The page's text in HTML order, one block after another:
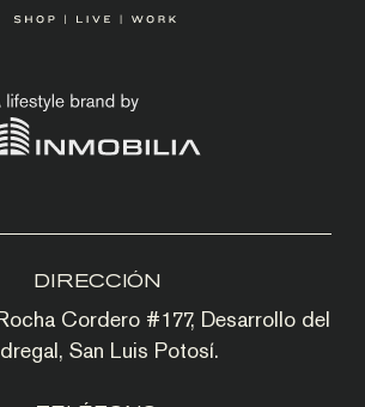
DIRECCIÓN
Cordero #177, Desarrollo del
San Luis Potosí.